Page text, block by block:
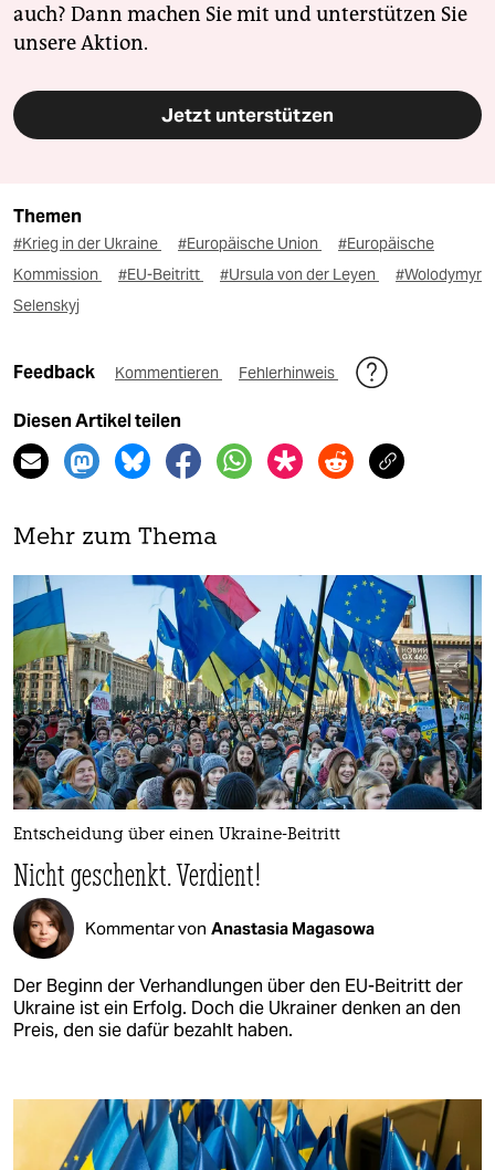
auch? Dann machen Sie mit und unterstützen Sie
unsere Aktion.
Jetzt unterstützen
Themen
#Krieg in der Ukraine #Europäische Union
#Europäische
Kommission
#EU-Beitritt #Ursula von der Leyen
#Wolodymyr
Selenskyj
Feedback Kommentieren Fehlerhinweis
Diesen Artikel teilen
Mehr zum Thema
Entscheidung über einen Ukraine-Beitritt
Nicht geschenkt. Verdient!
Kommentar von Anastasia Magasowa
Der Beginn der Verhandlungen über den EU-Beitritt der
Ukraine ist ein Erfolg. Doch die Ukrainer denken an den
Preis, den sie dafür bezahlt haben.